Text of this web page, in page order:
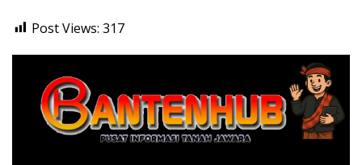
Post Views: 317